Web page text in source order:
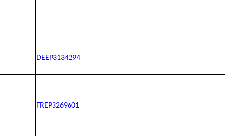
DEEP3134294
FREP3269601